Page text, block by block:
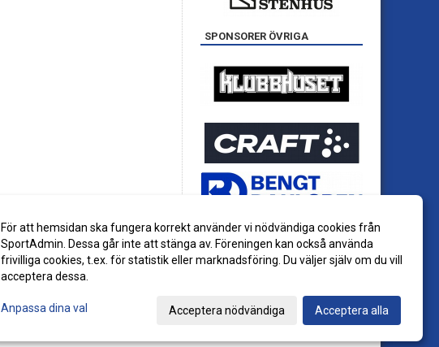
SPONSORER ÖVRIGA
För att hemsidan ska fungera korrekt använder vi nödvändiga cookies från
SportAdmin. Dessa går inte att stänga av. Föreningen kan också använda
frivilliga cookies, t.ex. för statistik eller marknadsföring. Du väljer själv om du vill
acceptera dessa.
Anpassa dina val Acceptera nödvändiga Acceptera alla